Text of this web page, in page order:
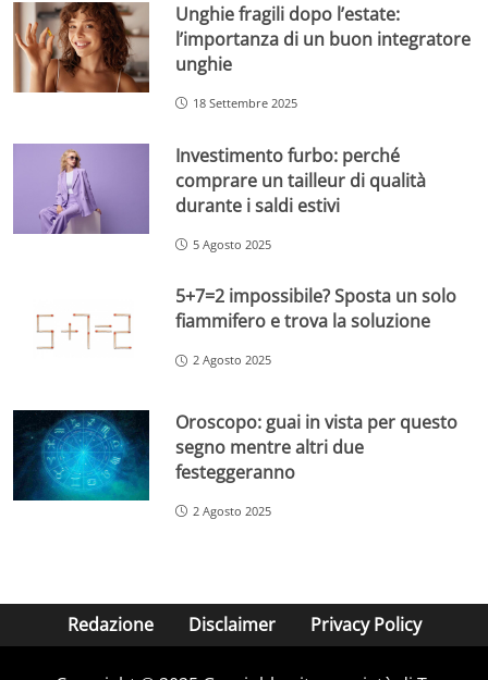
Unghie fragili dopo l’estate:
l’importanza di un buon integratore
unghie
18 Settembre 2025
Investimento furbo: perché
comprare un tailleur di qualità
durante i saldi estivi
5 Agosto 2025
5+7=2 impossibile? Sposta un solo
fiammifero e trova la soluzione
2 Agosto 2025
Oroscopo: guai in vista per questo
segno mentre altri due
festeggeranno
2 Agosto 2025
Redazione Disclaimer Privacy Policy